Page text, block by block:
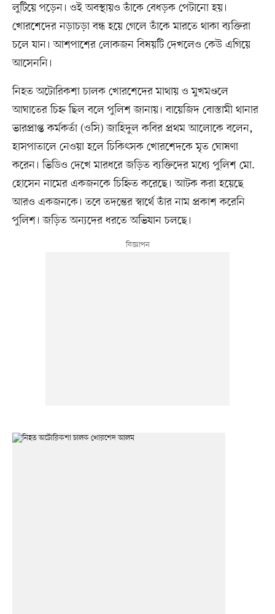
লুটিয়ে পড়েন। ওই অবস্থায়ও তাঁকে বেধড়ক পেটানো হয়।
খোরশেদের নড়াচড়া বন্ধ হয়ে গেলে তাঁকে মারতে থাকা ব্যক্তিরা
চলে যান। আশপাশের লোকজন বিষয়টি দেখলেও কেউ এগিয়ে
আসেননি।
নিহত অটোরিকশা চালক খোরশেদের মাথায় ও মুখমণ্ডলে
আঘাতের চিহ্ন ছিল বলে পুলিশ জানায়। বায়েজিদ বোস্তামী থানার
ভারপ্রাপ্ত কর্মকর্তা (ওসি) জাহিদুল কবির প্রথম আলোকে বলেন,
হাসপাতালে নেওয়া হলে চিকিৎসক খোরশেদকে মৃত ঘোষণা
করেন। ভিডিও দেখে মারধরে জড়িত ব্যক্তিদের মধ্যে পুলিশ মো.
হোসেন নামের একজনকে চিহ্নিত করেছে। আটক করা হয়েছে
আরও একজনকে। তবে তদন্তের স্বার্থে তাঁর নাম প্রকাশ করেনি
পুলিশ। জড়িত অন্যদের ধরতে অভিযান চলছে।